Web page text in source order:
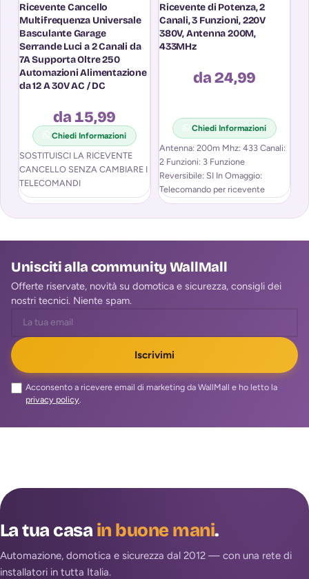
Ricevente Cancello
Multifrequenza Universale
Basculante Garage
Serrande Luci a 2 Canali da
7A Supporta Oltre 250
Automazioni Alimentazione
da 12 A 30V AC / DC
da 15,99
Chiedi Informazioni
SOSTITUISCI LA RICEVENTE
CANCELLO SENZA CAMBIARE I
TELECOMANDI
Ricevente di Potenza, 2
Canali, 3 Funzioni, 220V
380V, Antenna 200M,
433MHz
da 24,99
Chiedi Informazioni
Antenna: 200m Mhz: 433 Canali:
2 Funzioni: 3 Funzione
Reversibile: SI In Omaggio:
Telecomando per ricevente
Unisciti alla community WallMall
Offerte riservate, novità su domotica e sicurezza, consigli dei
nostri tecnici. Niente spam.
Iscrivimi
Acconsento a ricevere email di marketing da WallMall e ho letto la
privacy policy
La tua casain buone mani.
Automazione, domotica e sicurezza dal 2012 — con una rete di
installatori in tutta Italia.